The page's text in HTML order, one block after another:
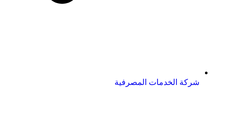
شركة الخدمات المصرفية